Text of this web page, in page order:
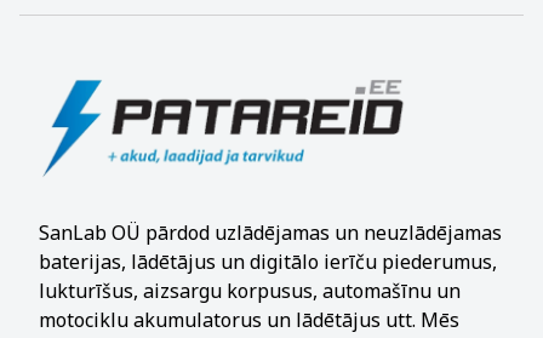
SanLab OÜ pārdod uzlādējamas un neuzlādējamas
baterijas, lādētājus un digitālo ierīču piederumus,
lukturīšus, aizsargu korpusus, automašīnu un
motociklu akumulatorus un lādētājus utt. Mēs